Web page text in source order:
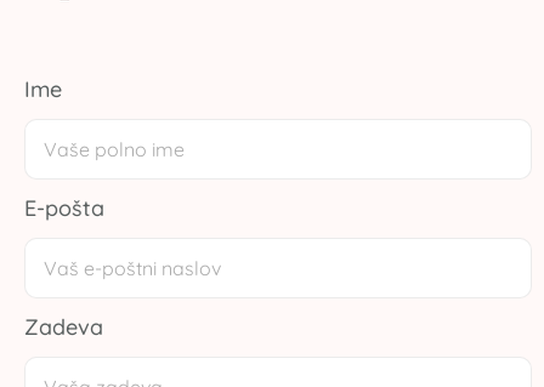
Ime
E-pošta
Zadeva